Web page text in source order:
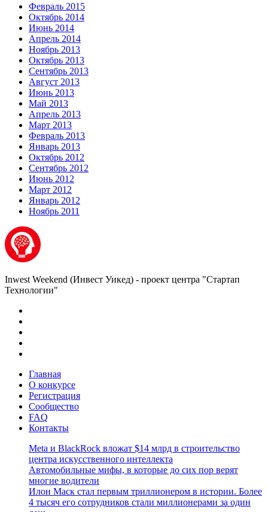
Февраль 2015
Октябрь 2014
Июнь 2014
Апрель 2014
Ноябрь 2013
Октябрь 2013
Сентябрь 2013
Август 2013
Июнь 2013
Май 2013
Апрель 2013
Март 2013
Февраль 2013
Январь 2013
Октябрь 2012
Сентябрь 2012
Июнь 2012
Март 2012
Январь 2012
Ноябрь 2011
Inwest Weekend (Инвест Уикед) - проект центра "Стартап
Технологии"
Главная
О конкурсе
Регистрация
Сообщество
FAQ
Контакты
Meta и BlackRock вложат $14 млрд в строительство
центра искусственного интеллекта
Автомобильные мифы, в которые до сих пор верят
многие водители
Илон Маск стал первым триллионером в истории. Более
4 тысяч его сотрудников стали миллионерами за один